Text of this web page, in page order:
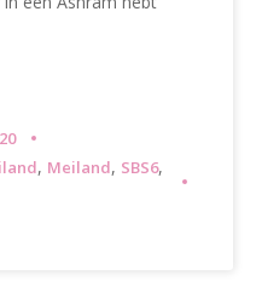
, Meiland, SBS6,